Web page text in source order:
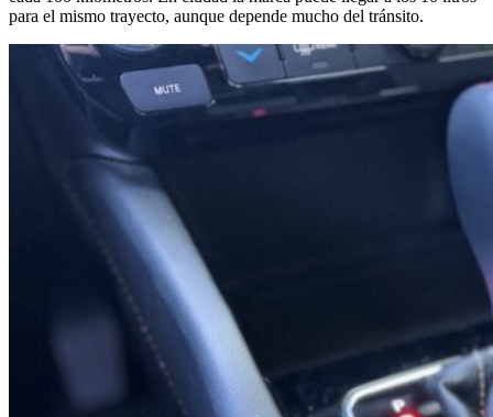
para el mismo trayecto, aunque depende mucho del tránsito.